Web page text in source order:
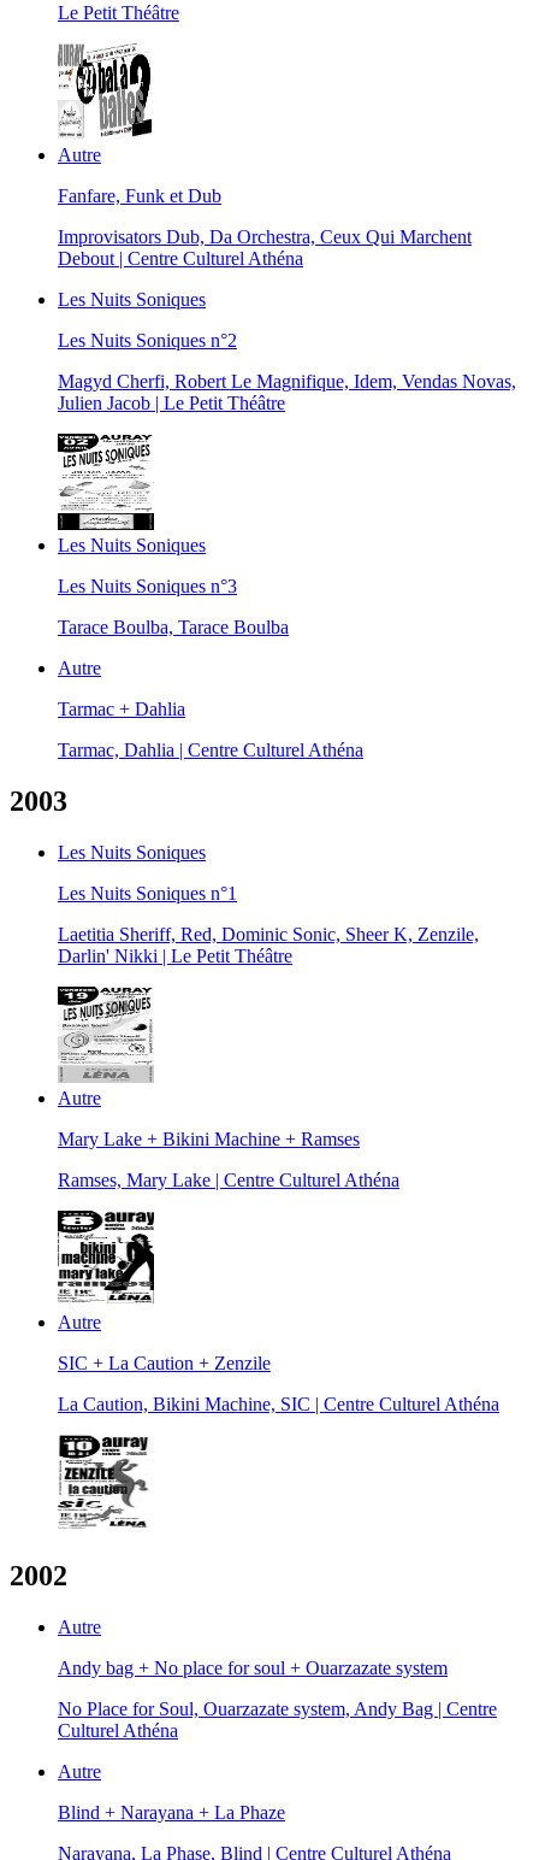
Le Petit Théâtre
Autre
Fanfare, Funk et Dub
Improvisators Dub, Da Orchestra, Ceux Qui Marchent
Debout | Centre Culturel Athéna
Les Nuits Soniques
Les Nuits Soniques n°2
Magyd Cherfi, Robert Le Magnifique, Idem, Vendas Novas,
Julien Jacob | Le Petit Théâtre
Les Nuits Soniques
Les Nuits Soniques n°3
Tarace Boulba, Tarace Boulba
Autre
Tarmac + Dahlia
Tarmac, Dahlia | Centre Culturel Athéna
2003
Les Nuits Soniques
Les Nuits Soniques n°1
Laetitia Sheriff, Red, Dominic Sonic, Sheer K, Zenzile,
Darlin' Nikki | Le Petit Théâtre
Autre
Mary Lake + Bikini Machine + Ramses
Ramses, Mary Lake | Centre Culturel Athéna
Autre
SIC + La Caution + Zenzile
La Caution, Bikini Machine, SIC | Centre Culturel Athéna
2002
Autre
Andy bag + No place for soul + Ouarzazate system
No Place for Soul, Ouarzazate system, Andy Bag | Centre
Culturel Athéna
Autre
Blind + Narayana + La Phaze
Narayana, La Phase, Blind | Centre Culturel Athéna